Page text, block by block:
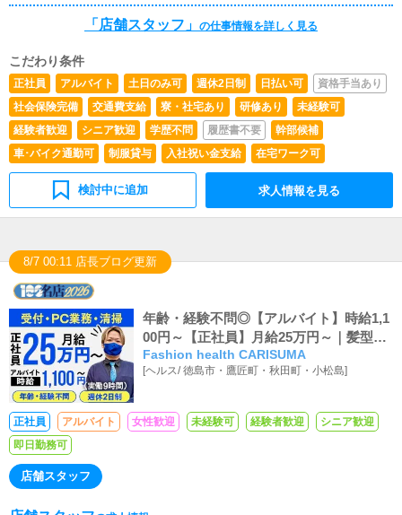
「店舗スタッフ」 の仕事情報を詳しく見る
こだわり条件
正社員 アルバイト 土日のみ可 週休2日制 日払い可
資格手当あり
社会保険完備
交通費支給 寮・社宅あり 研修あり
未経験可
経験者歓迎
シニア歓迎 学歴不問 履歴書不要
幹部候補
車･バイク通勤可
制服貸与 入社祝い金支給 在宅ワーク可
検討中に追加 求人情報を見る
8/7 00:11 店長ブログ更新
年齢・経験不問◎【アルバイト】時給1,1
00円～【正社員】月給25万円～｜髪型自
由
Fashion health CARISUMA
[ヘルス/徳島市・鷹匠町・秋田町・小松島]
正社員 アルバイト 女性歓迎 未経験可 経験者歓迎
シニア歓迎
即日勤務可
店舗スタッフ